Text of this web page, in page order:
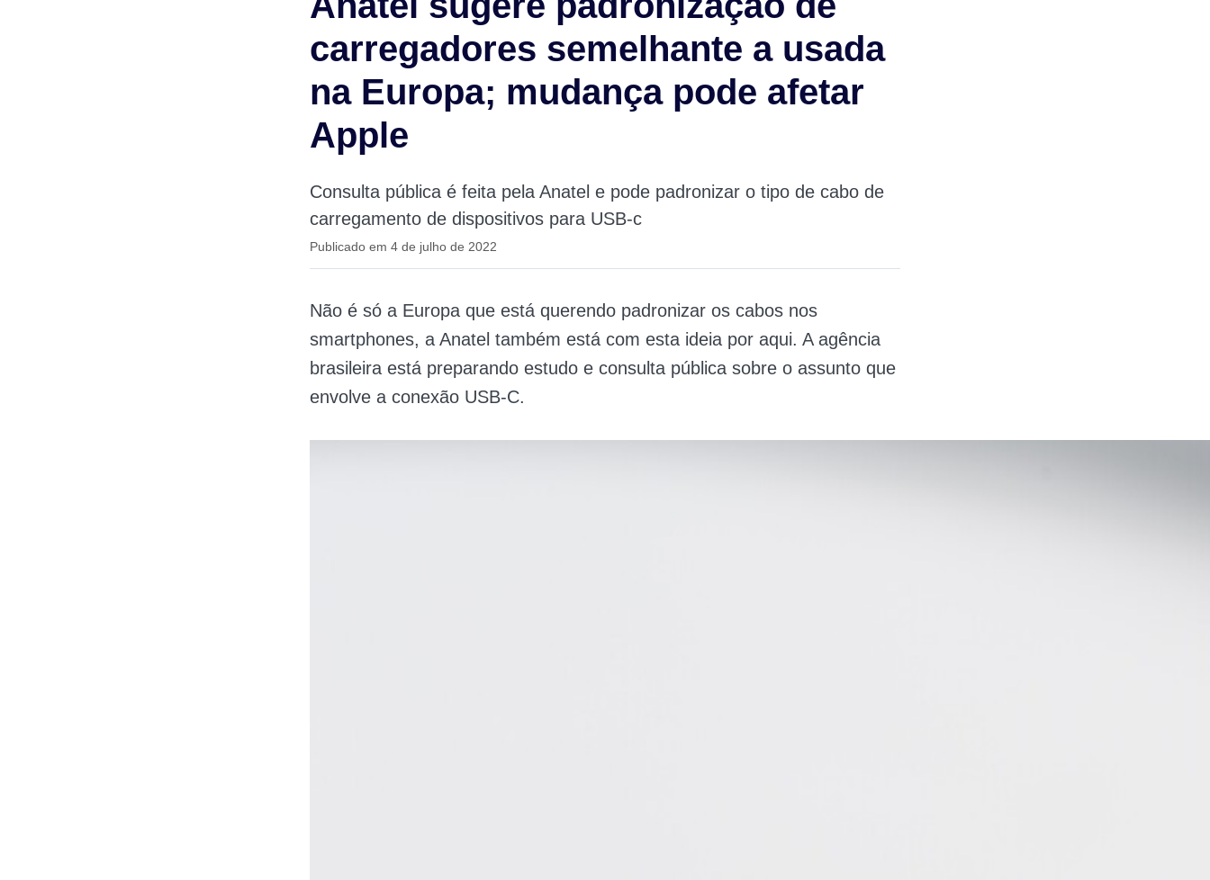
carregadores semelhante a usada
na Europa; mudança pode afetar
Apple
Consulta pública é feita pela Anatel e pode padronizar o tipo de cabo de
carregamento de dispositivos para USB-c
Publicado em 4 de julho de 2022
Não é só a Europa que está querendo padronizar os cabos nos
smartphones, a Anatel também está com esta ideia por aqui. A agência
brasileira está preparando estudo e consulta pública sobre o assunto que
envolve a conexão USB-C.